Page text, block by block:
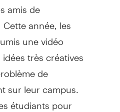
amis de
année, les
une vidéo
très créatives
de
sur leur campus.
étudiants pour